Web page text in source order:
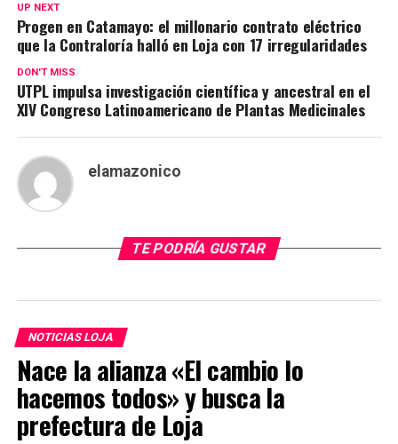
UP NEXT
Progen en Catamayo: el millonario contrato eléctrico
que la Contraloría halló en Loja con 17 irregularidades
DON'T MISS
UTPL impulsa investigación científica y ancestral en el
XIV Congreso Latinoamericano de Plantas Medicinales
elamazonico
TE PODRÍA GUSTAR
NOTICIAS LOJA
Nace la alianza «El cambio lo
hacemos todos» y busca la
prefectura de Loja